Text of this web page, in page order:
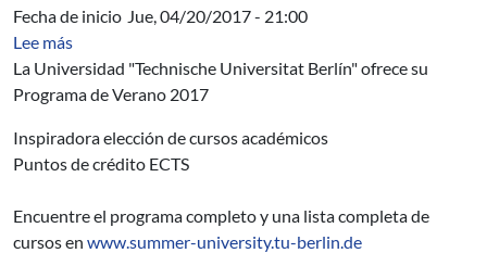
Fecha de inicio Jue, 04/20/2017 - 21:00
Lee más
La Universidad "Technische Universitat Berlín" ofrece su
Programa de Verano 2017
Inspiradora elección de cursos académicos
Puntos de crédito ECTS
Encuentre el programa completo y una lista completa de
cursos en www.summer-university.tu-berlin.de